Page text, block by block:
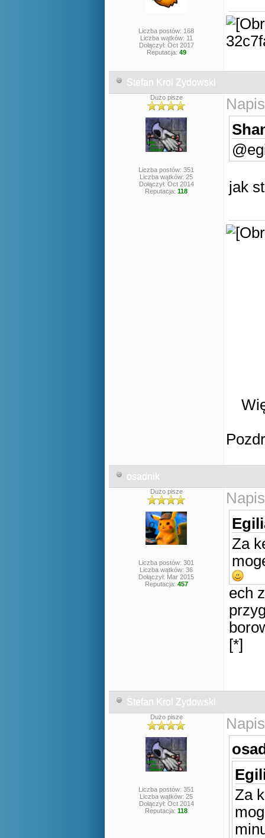
Liczba postów: 168
Liczba wątków: 11
Dołączył: Oct 2017
Reputacja: 49
Stefan Krol Zydowski
Dużo pisze
Liczba postów: 351
Liczba wątków: 25
Dołączył: Oct 2014
Reputacja: 118 jak
osadnik
Dużo pisze
Liczba postów: 301
Liczba wątków: 36
Dołączył: Mar 2015
Reputacja: 457
Za
ech
[*]
Stefan Krol Zydowski
Dużo pisze
Liczba postów: 351
Liczba wątków: 25
Dołączył: Oct 2014
Reputacja: 118
Za